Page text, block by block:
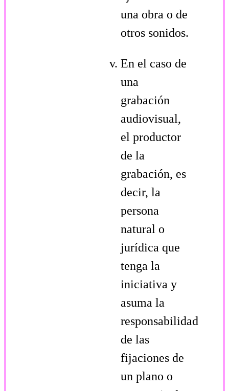
una obra o de
otros sonidos.
En el caso de
una
grabación
audiovisual,
el productor
de la
grabación, es
decir, la
persona
natural o
jurídica que
tenga la
iniciativa y
asuma la
responsabilidad
de las
fijaciones de
un plano o